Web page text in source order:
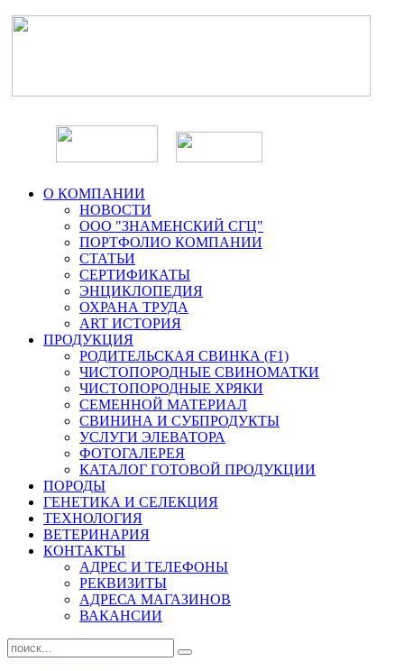
О КОМПАНИИ
НОВОСТИ
ООО "ЗНАМЕНСКИЙ СГЦ"
ПОРТФОЛИО КОМПАНИИ
СТАТЬИ
СЕРТИФИКАТЫ
ЭНЦИКЛОПЕДИЯ
ОХРАНА ТРУДА
ART ИСТОРИЯ
ПРОДУКЦИЯ
РОДИТЕЛЬСКАЯ СВИНКА (F1)
ЧИСТОПОРОДНЫЕ СВИНОМАТКИ
ЧИСТОПОРОДНЫЕ ХРЯКИ
СЕМЕННОЙ МАТЕРИАЛ
СВИНИНА И СУБПРОДУКТЫ
УСЛУГИ ЭЛЕВАТОРА
ФОТОГАЛЕРЕЯ
КАТАЛОГ ГОТОВОЙ ПРОДУКЦИИ
ПОРОДЫ
ГЕНЕТИКА И СЕЛЕКЦИЯ
ТЕХНОЛОГИЯ
ВЕТЕРИНАРИЯ
КОНТАКТЫ
АДРЕС И ТЕЛЕФОНЫ
РЕКВИЗИТЫ
АДРЕСА МАГАЗИНОВ
ВАКАНСИИ